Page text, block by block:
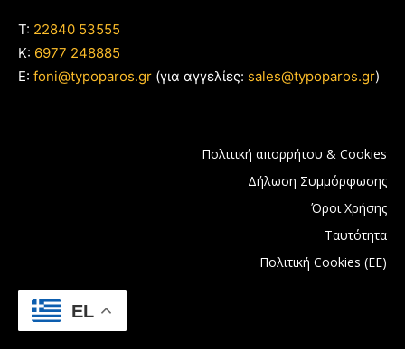
T: 22840 53555
Κ: 6977 248885
E: foni@typoparos.gr (για αγγελίες: sales@typoparos.gr)
Πολιτική απορρήτου & Cookies
Δήλωση Συμμόρφωσης
Όροι Χρήσης
Ταυτότητα
Πολιτική Cookies (ΕΕ)
EL